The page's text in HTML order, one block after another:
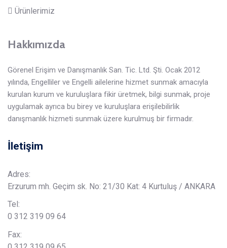
Ürünlerimiz
Hakkımızda
Görenel Erişim ve Danışmanlık San. Tic. Ltd. Şti. Ocak 2012
yılında, Engelliler ve Engelli ailelerine hizmet sunmak amacıyla
kurulan kurum ve kuruluşlara fikir üretmek, bilgi sunmak, proje
uygulamak ayrıca bu birey ve kuruluşlara erişilebilirlik
danışmanlık hizmeti sunmak üzere kurulmuş bir firmadır.
İletişim
Adres:
Erzurum mh. Geçim sk. No: 21/30 Kat: 4 Kurtuluş / ANKARA
Tel:
0 312 319 09 64
Fax: